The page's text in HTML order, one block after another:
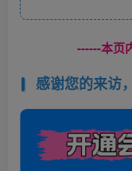
------本页
感谢您的来访